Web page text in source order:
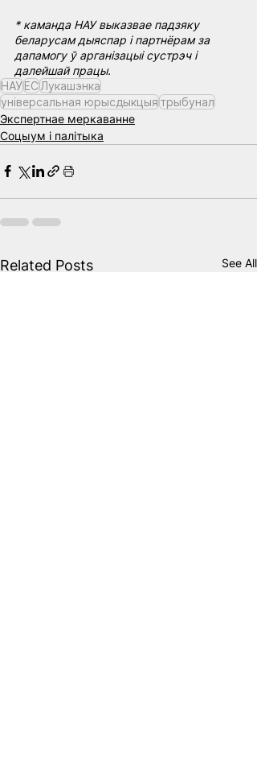
* каманда НАУ выказвае падзяку
беларусам дыяспар і партнёрам за
дапамогу ў арганізацыі сустрэч і
далейшай працы.
НАУЕСЛукашэнка
універсальная юрысдыкцыятрыбунал
Экспертнае меркаванне
Соцыум і палітыка
Related Posts See All